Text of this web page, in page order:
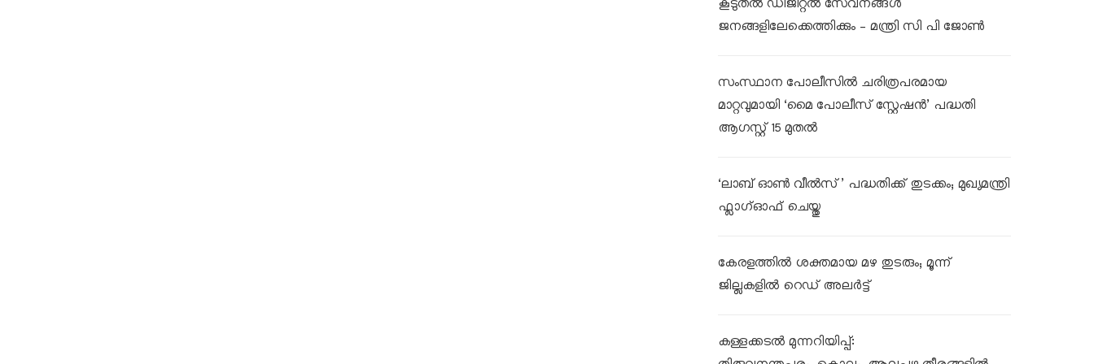
കൂടുതൽ ഡിജിറ്റൽ സേവനങ്ങൾ
ജനങ്ങളിലേക്കെത്തിക്കും – മന്ത്രി സി പി ജോൺ
സംസ്ഥാന പോലീസിൽ ചരിത്രപരമായ
മാറ്റവുമായി ‘മൈ പോലീസ് സ്റ്റേഷൻ’ പദ്ധതി
ആഗസ്റ്റ് 15 മുതൽ
‘ലാബ് ഓൺ വീൽസ്’ പദ്ധതിക്ക് തുടക്കം; മുഖ്യമന്ത്രി
ഫ്ലാഗ്ഓഫ് ചെയ്തു
കേരളത്തിൽ ശക്തമായ മഴ തുടരും; മൂന്ന്
ജില്ലകളിൽ റെഡ് അലർട്ട്
കള്ളക്കടൽ മുന്നറിയിപ്പ്: